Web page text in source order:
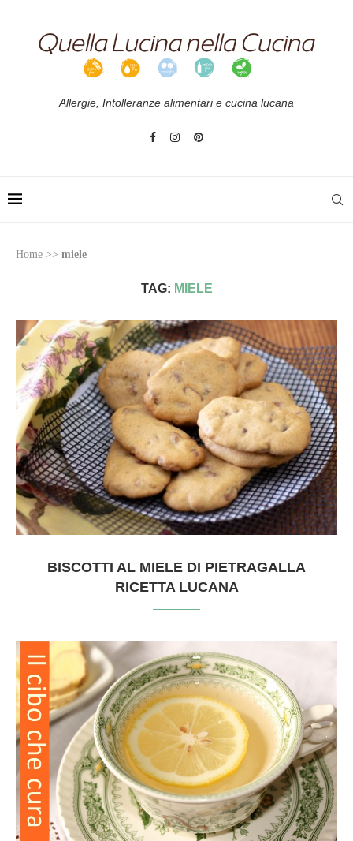
Allergie, Intolleranze alimentari e cucina lucana
Home >> miele
TAG: MIELE
BISCOTTI AL MIELE DI PIETRAGALLA
RICETTA LUCANA